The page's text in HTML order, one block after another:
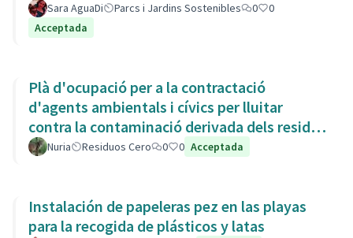
Sara AguaDi Parcs i Jardins Sostenibles 0
0
Acceptada
Plà d'ocupació per a la contractació
d'agents ambientals i cívics per lluitar
contra la contaminació derivada dels residus
de la Còvid-19
Nuria Residuos Cero 0 0 Acceptada
Instalación de papeleras pez en las playas
para la recogida de plásticos y latas